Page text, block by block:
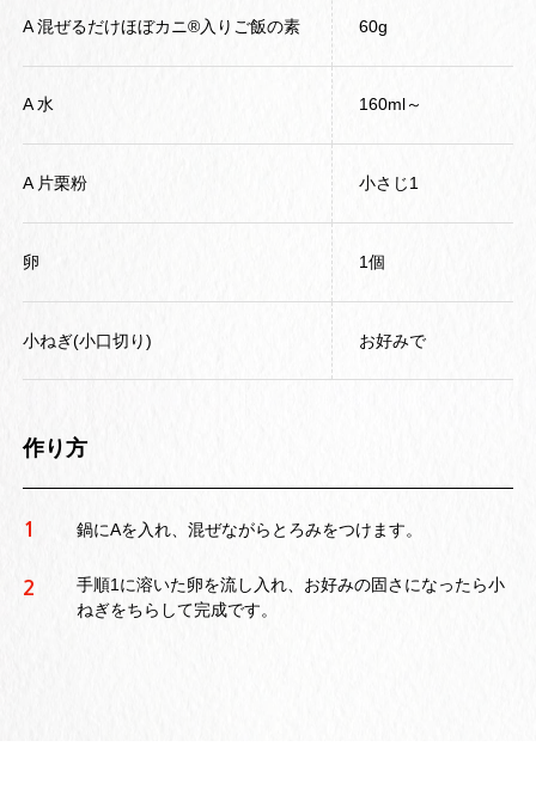
A 混ぜるだけほぼカニ®入りご飯の素 60g
A 水 160ml～
A 片栗粉 小さじ1
卵 1個
小ねぎ(小口切り) お好みで
作り方
1 鍋にAを入れ、混ぜながらとろみをつけます。
2
手順1に溶いた卵を流し入れ、お好みの固さになったら小
ねぎをちらして完成です。